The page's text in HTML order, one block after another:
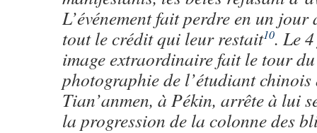
L’événement fait perdre en un
tout le crédit qui leur restait10. Le
image extraordinaire fait le tour
photographie de l’étudiant
Tian’anmen, à Pékin, arrête à lui
la progression de la colonne des